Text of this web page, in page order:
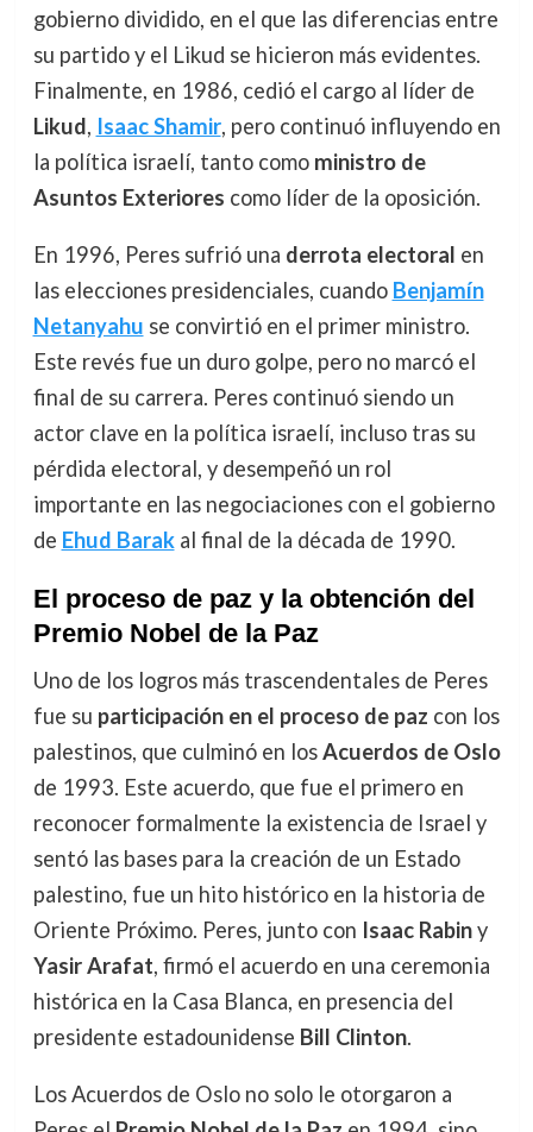
gobierno dividido, en el que las diferencias entre
su partido y el Likud se hicieron más evidentes.
Finalmente, en 1986, cedió el cargo al líder de
Likud, Isaac Shamir, pero continuó influyendo en
la política israelí, tanto como ministro de
Asuntos Exteriores como líder de la oposición.
En 1996, Peres sufrió una derrota electoral en
las elecciones presidenciales, cuando Benjamín
Netanyahu se convirtió en el primer ministro.
Este revés fue un duro golpe, pero no marcó el
final de su carrera. Peres continuó siendo un
actor clave en la política israelí, incluso tras su
pérdida electoral, y desempeñó un rol
importante en las negociaciones con el gobierno
de Ehud Barakal final de la década de 1990.
El proceso de paz y la obtención del
Premio Nobel de la Paz
Uno de los logros más trascendentales de Peres
fue su participación en el proceso de paz con los
palestinos, que culminó en losAcuerdos de Oslo
de 1993. Este acuerdo, que fue el primero en
reconocer formalmente la existencia de Israel y
sentó las bases para la creación de un Estado
palestino, fue un hito histórico en la historia de
Oriente Próximo. Peres, junto con Isaac Rabiny
Yasir Arafat, firmó el acuerdo en una ceremonia
histórica en la Casa Blanca, en presencia del
presidente estadounidense Bill Clinton.
Los Acuerdos de Oslo no solo le otorgaron a